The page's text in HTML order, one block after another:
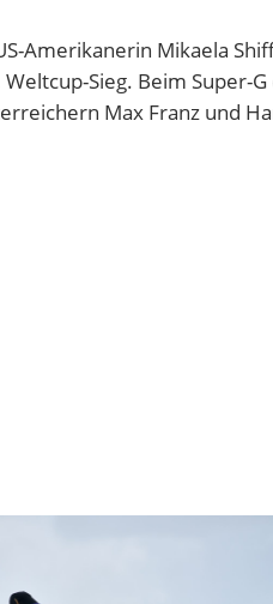
Amerikanerin Mikaela
Sieg. Beim Super-
Max Franz und